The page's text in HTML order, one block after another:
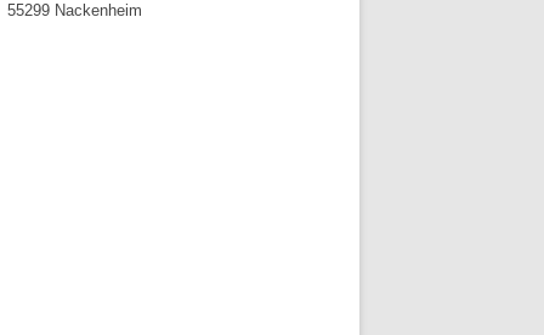
55299 Nackenheim